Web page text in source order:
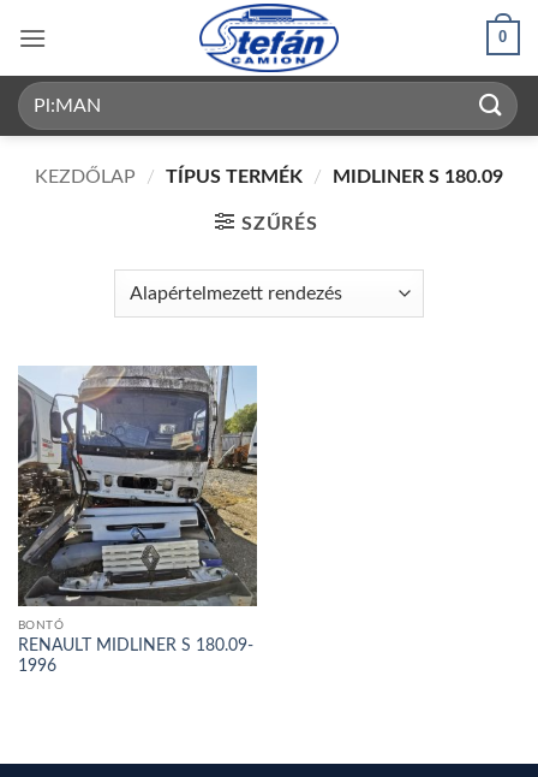
content
0
Keresés
a
KEZDŐLAP / TÍPUS TERMÉK / MIDLINER S 180.09
SZŰRÉS
BONTÓ
RENAULT MIDLINER S 180.09-
1996